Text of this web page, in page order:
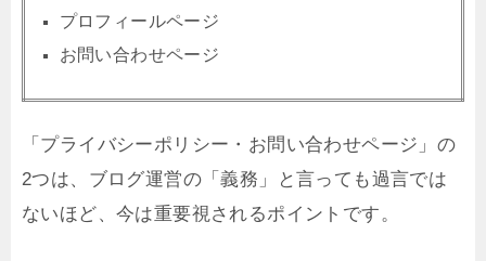
プロフィールページ
お問い合わせページ
「プライバシーポリシー・お問い合わせページ」の
2つは、ブログ運営の「義務」と言っても過言では
ないほど、今は重要視されるポイントです。